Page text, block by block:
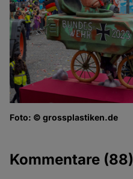
Foto: © grossplastiken.de
Kommentare (88)